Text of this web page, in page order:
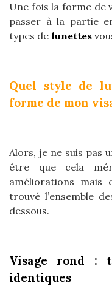
Une fois la forme de
passer à la partie
types de lunettes
Quel style de
forme de mon
Alors, je ne suis pas
être que cela
améliorations mais
trouvé l’ensemble
dessous.
Visage rond :
identiques